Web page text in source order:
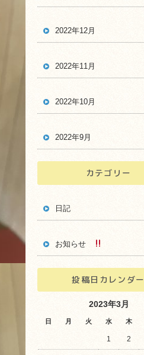
2022年12月
2022年11月
2022年10月
2022年9月
カテゴリー
日記
お知らせ
投稿日カレンダー
2023年3月
日 月 火 水 木
1 2